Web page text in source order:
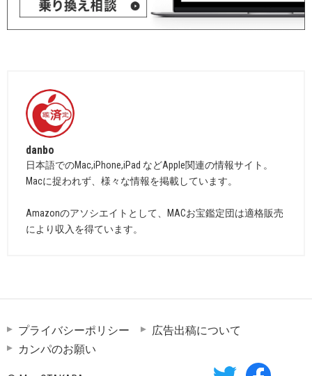
danbo
日本語でのMac,iPhone,iPad などApple関連の情報サイト。
Macに捉われず、様々な情報を掲載しています。
Amazonのアソシエイトとして、MACお宝鑑定団は適格販売
により収入を得ています。
プライバシーポリシー
広告出稿について
カンパのお願い